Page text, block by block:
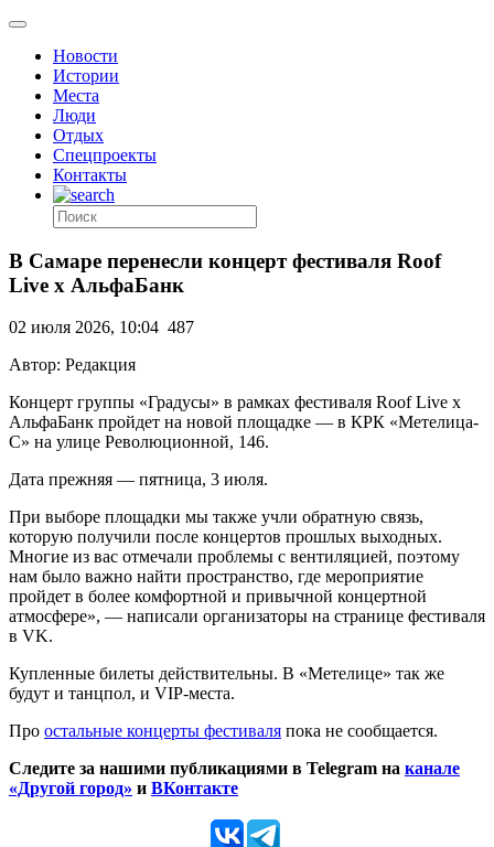
Новости
Истории
Места
Люди
Отдых
Спецпроекты
Контакты
В Самаре перенесли концерт фестиваля Roof
Live х АльфаБанк
02 июля 2026, 10:04 487
Автор: Редакция
Концерт группы «Градусы» в рамках фестиваля Roof Live х
АльфаБанк пройдет на новой площадке — в КРК «Метелица-
С» на улице Революционной, 146.
Дата прежняя — пятница, 3 июля.
При выборе площадки мы также учли обратную связь,
которую получили после концертов прошлых выходных.
Многие из вас отмечали проблемы с вентиляцией, поэтому
нам было важно найти пространство, где мероприятие
пройдет в более комфортной и привычной концертной
атмосфере», — написали организаторы на странице фестиваля
в VK.
Купленные билеты действительны. В «Метелице» так же
будут и танцпол, и VIP-места.
Про остальные концерты фестиваля пока не сообщается.
Следите за нашими публикациями в Telegram на канале
«Другой город» и ВКонтакте